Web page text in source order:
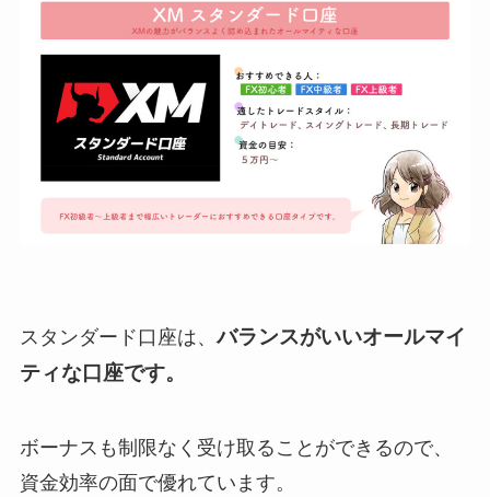
スタンダード口座は、バランスがいいオールマイ
ティな口座です。
ボーナスも制限なく受け取ることができるので、
資金効率の面で優れています。